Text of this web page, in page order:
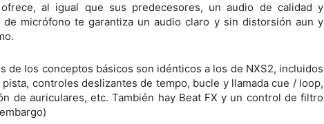
al igual que sus predecesores, un audio de calidad y
micrófono te garantiza un audio claro y sin distorsión aun y
de los conceptos básicos son idénticos a los de NXS2, incluidos
controles deslizantes de tempo, bucle y llamada cue / loop,
de auriculares, etc. También hay Beat FX y un control de filtro